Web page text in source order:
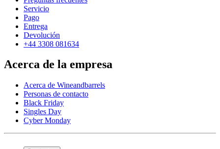
Servicio
Pago
Entrega
Devolución
+44 3308 081634
Acerca de la empresa
Acerca de Wineandbarrels
Personas de contacto
Black Friday
Singles Day
Cyber Monday